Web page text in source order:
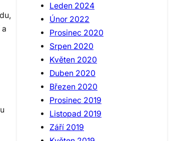
Leden 2024
Únor 2022
Prosinec 2020
Srpen 2020
Květen 2020
Duben 2020
Březen 2020
Prosinec 2019
Listopad 2019
Září 2019